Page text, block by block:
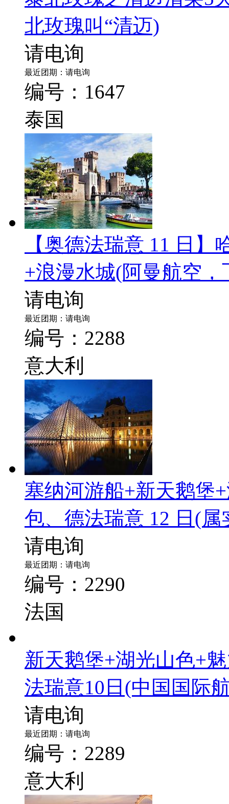
北玫瑰叫“清迈)
请电询
最近团期：请电询
编号：1647
泰国
【奥德法瑞意 11 日
+浪漫水城(阿曼航空，
请电询
最近团期：请电询
编号：2288
意大利
塞纳河游船+新天鹅堡
包、德法瑞意 12 日 (属
请电询
最近团期：请电询
编号：2290
法国
新天鹅堡+湖光山色+
法瑞意10日
请电询